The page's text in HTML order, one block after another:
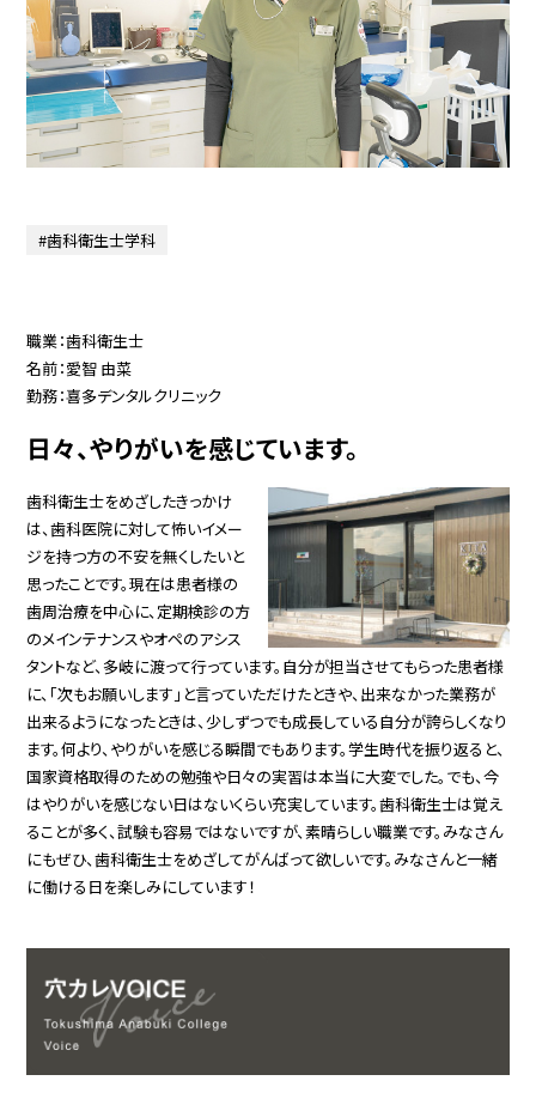
#歯科衛生士学科
職業：歯科衛生士
名前：愛智 由菜
勤務：喜多デンタルクリニック
日々、やりがいを感じています。
歯科衛生士をめざしたきっかけ
は、歯科医院に対して怖いイメー
ジを持つ方の不安を無くしたいと
思ったことです。現在は患者様の
歯周治療を中心に、定期検診の方
のメインテナンスやオペのアシス
タントなど、多岐に渡って行っています。自分が担当させてもらった患者様
に、「次もお願いします」と言っていただけたときや、出来なかった業務が
出来るようになったときは、少しずつでも成長している自分が誇らしくなり
ます。何より、やりがいを感じる瞬間でもあります。学生時代を振り返ると、
国家資格取得のための勉強や日々の実習は本当に大変でした。でも、今
はやりがいを感じない日はないくらい充実しています。歯科衛生士は覚え
ることが多く、試験も容易ではないですが、素晴らしい職業です。みなさん
にもぜひ、歯科衛生士をめざしてがんばって欲しいです。みなさんと一緒
に働ける日を楽しみにしています！